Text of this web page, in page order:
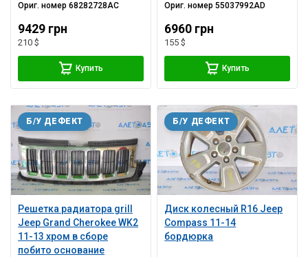
Ориг. номер68282728AC
9429 грн
210 $
Купить
Ориг. номер55037992AD
6960 грн
155 $
Купить
Решетка радиатора grill
Jeep Grand Cherokee WK2
11-13 хром в сборе
побито основание
Б/У ДЕФЕКТ
Диск колесный R16 Jeep
Compass 11-14
бордюрка
Б/У ДЕФЕКТ